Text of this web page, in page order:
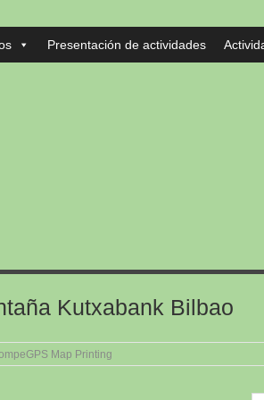
Presentación de actividades
Kutxabank Bilbao
Map Printing